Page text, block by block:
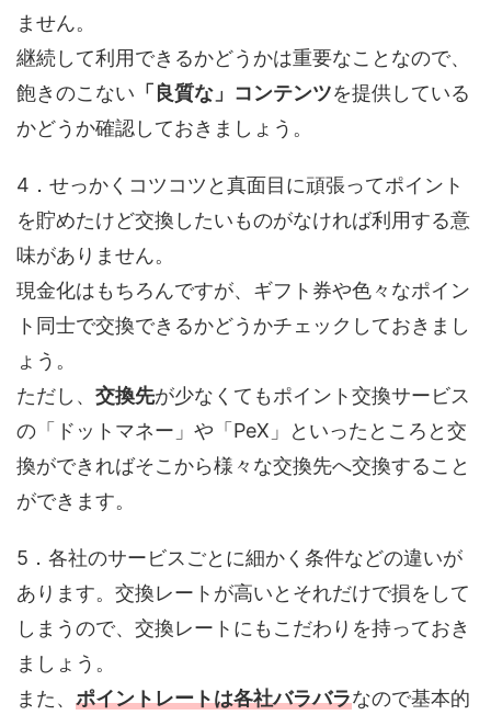
ません。
継続して利用できるかどうかは重要なことなので、
飽きのこない 「良質な」コンテンツを提供している
かどうか確認しておきましょう。
4．せっかくコツコツと真面目に頑張ってポイント
を貯めたけど交換したいものがなければ利用する意
味がありません。
現金化はもちろんですが、ギフト券や色々なポイン
ト同士で交換できるかどうかチェックしておきまし
ょう。
ただし、 交換先が少なくてもポイント交換サービス
の「ドットマネー」や「PeX」といったところと交
換ができればそこから様々な交換先へ交換すること
ができます。
5．各社のサービスごとに細かく条件などの違いが
あります。交換レートが高いとそれだけで損をして
しまうので、交換レートにもこだわりを持っておき
ましょう。
また、 ポイントレートは各社バラバラなので基本的